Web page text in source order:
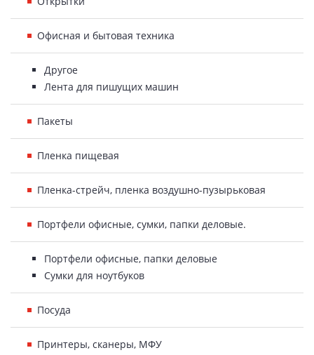
Офисная и бытовая техника
Другое
Лента для пишущих машин
Пакеты
Пленка пищевая
Пленка-стрейч, пленка воздушно-пузырьковая
Портфели офисные, сумки, папки деловые.
Портфели офисные, папки деловые
Сумки для ноутбуков
Посуда
Принтеры, сканеры, МФУ